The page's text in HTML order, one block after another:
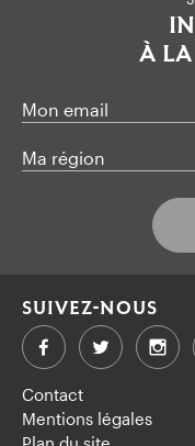
À LA
Mon email
Ma région
Contact
Mentions légales
SUIVEZ-NOUS
FacebookTwitter